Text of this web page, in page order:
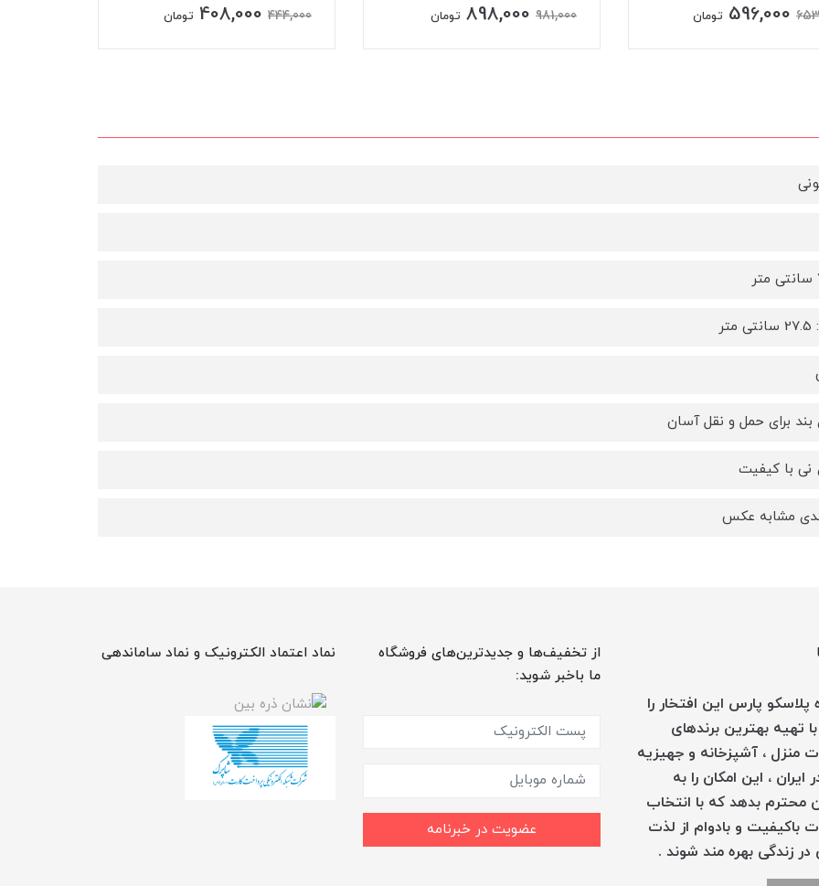
596,000 تومان 981,000
898,000 تومان 444,000
408,000 تومان
بند برای حمل و نقل آسان
نی با کیفیت
مشابه عکس
پلاسکو پارس این افتخار را
تهیه بهترین برندهای
منزل ، آشپزخانه و جهیزیه
ایران ، این امکان را به
محترم بدهد که با انتخاب
باکیفیت و بادوام از لذت
زندگی بهره مند شوند .
از تخفیف‌ها و جدیدترین‌های فروشگاه
ما باخبر شوید:
عضویت در خبرنامه
نماد اعتماد الکترونیک و نماد ساماندهی